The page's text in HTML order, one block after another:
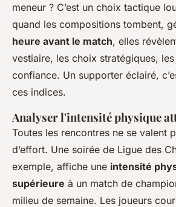
meneur ? C’est un choix tactique
quand les compositions tombent,
heure avant le match, elles
vestiaire, les choix stratégiques,
confiance. Un supporter éclairé,
ces indices.
Analyser l'intensité physique
Toutes les rencontres ne se valent
d’effort. Une soirée de Ligue des
exemple, affiche une intensité
supérieure à un match de
milieu de semaine. Les joueurs